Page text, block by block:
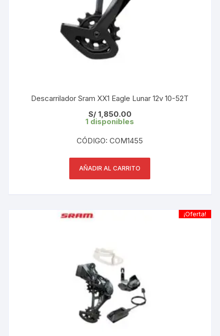
Descarrilador Sram XX1 Eagle Lunar 12v 10-52T
S/1,850.00
1 disponibles
CÓDIGO: COM1455
AÑADIR AL CARRITO
¡Oferta!